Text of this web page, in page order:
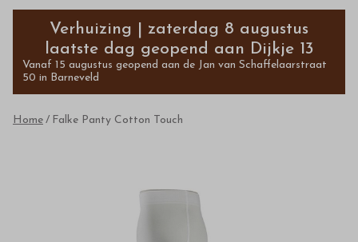
Falke
Panty
Cotton
Touch
kinderkleding
Verhuizing | zaterdag 8 augustus
laatste dag geopend aan Dijkje 13
Vanaf 15 augustus geopend aan de Jan van Schaffelaarstraat
50 in Barneveld
Home Falke Panty Cotton Touch